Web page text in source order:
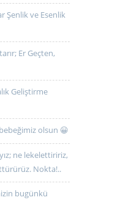
Şenlik ve Esenlik
Er Geçten,
Geliştirme
olsun 😀
ne lekelettiririz,
Nokta!..
bugünkü